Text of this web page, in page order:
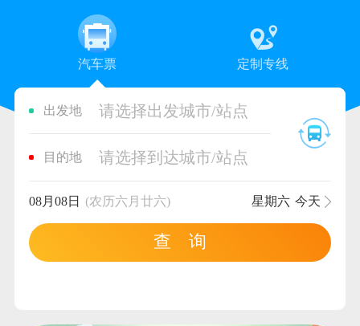
汽车票 定制专线
出发地 请选择出发城市/站点
目的地 请选择到达城市/站点
08月08日 (农历六月廿六) 星期六 今天
查 询